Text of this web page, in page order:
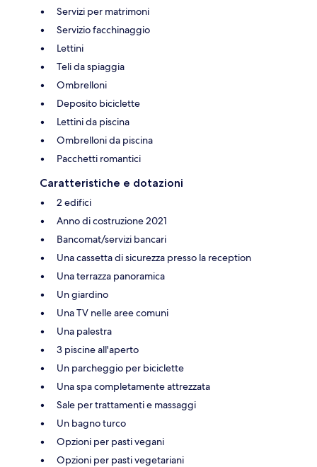
Servizi per matrimoni
Servizio facchinaggio
Lettini
Teli da spiaggia
Ombrelloni
Deposito biciclette
Lettini da piscina
Ombrelloni da piscina
Pacchetti romantici
Caratteristiche e dotazioni
2 edifici
Anno di costruzione 2021
Bancomat/servizi bancari
Una cassetta di sicurezza presso la reception
Una terrazza panoramica
Un giardino
Una TV nelle aree comuni
Una palestra
3 piscine all'aperto
Un parcheggio per biciclette
Una spa completamente attrezzata
Sale per trattamenti e massaggi
Un bagno turco
Opzioni per pasti vegani
Opzioni per pasti vegetariani